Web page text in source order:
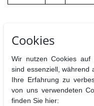
Ähnliche Artikel
Cookies
Wir nutzen Cookies auf
sind essenziell, während
Ihre Erfahrung zu
von uns verwendeten
finden Sie hier: